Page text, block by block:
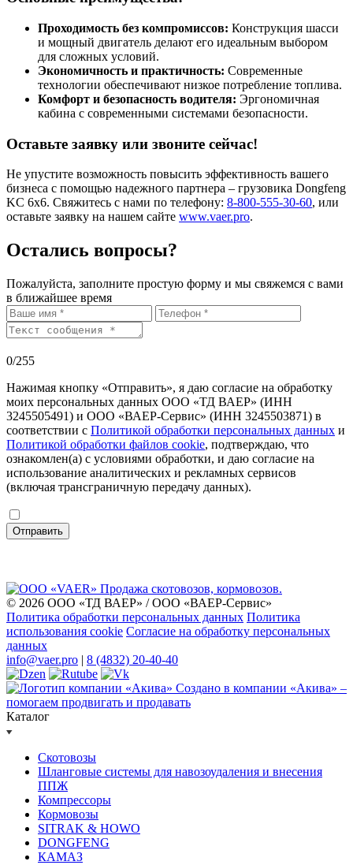
Проходимость без компромиссов: Конструкция шасси
и мощный двигатель делают его идеальным выбором
для сложных условий.
Экономичность и практичность: Современные
технологии обеспечивают низкое потребление топлива.
Комфорт и безопасность водителя: Эргономичная
кабина с современными системами безопасности.
Оставьте заявку или звоните сейчас!
Не упустите возможность повысить эффективность вашего
бизнеса с помощью надежного партнера – грузовика Dongfeng
KC 6x6. Свяжитесь с нами по телефону: 8-800-555-30-60, или
оставьте заявку на нашем сайте www.vaer.pro.
Остались вопросы?
Пожалуйста, заполните простую форму и мы свяжемся с вами
в ближайшее время
0/255
Нажимая кнопку «Отправить», я даю согласие на обработку
моих персональных данных ООО «ТД ВАЕР» (ИНН
3245505491) и ООО «ВАЕР-Сервис» (ИНН 3245503871) в
соответствии с Политикой обработки персональных данных и
Политикой обработки файлов cookie, подтверждаю, что
ознакомлен(а) с условиями обработки, и даю согласие на
использование аналитических и рекламных сервисов
(включая трансграничную передачу данных).
Отправить
© 2026 ООО «ТД ВАЕР» / ООО «ВАЕР-Сервис»
Политика обработки персональных данных Политика
использования cookie Согласие на обработку персональных
данных
info@vaer.pro | 8 (4832) 20-40-40
Создано в компании «Акива» –
помогаем продвигать и продавать
Каталог
Скотовозы
Шланговые системы для навозоудаления и внесения
ППЖ
Компрессоры
Кормовозы
SITRAK & HOWO
DONGFENG
КАМАЗ